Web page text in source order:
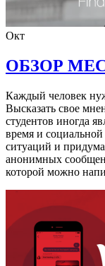
Окт
ОБЗОР
Каждый человек
Высказать свое
студентов иногда
время и
ситуаций и
анонимных
которой можно